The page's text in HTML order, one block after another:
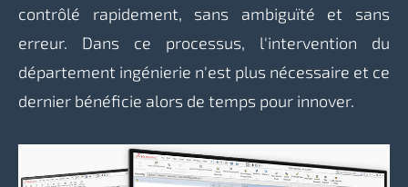
contrôlé rapidement, sans ambiguïté et sans
erreur. Dans ce processus, l'intervention du
département ingénierie n'est plus nécessaire et ce
dernier bénéficie alors de temps pour innover.